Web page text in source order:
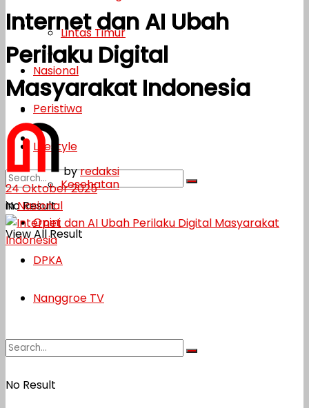
Lifestyle
Kesehatan
Opini
DPKA
Nanggroe TV
No Result
View All Result
Lintas Timur
Nasional
Peristiwa
Lifestyle
Kesehatan
Opini
DPKA
Nanggroe TV
No Result
Internet dan AI Ubah
Perilaku Digital
Masyarakat Indonesia
byredaksi
24 Oktober 2025
inNasional